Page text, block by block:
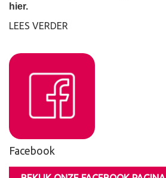
hier.
LEES VERDER
Facebook